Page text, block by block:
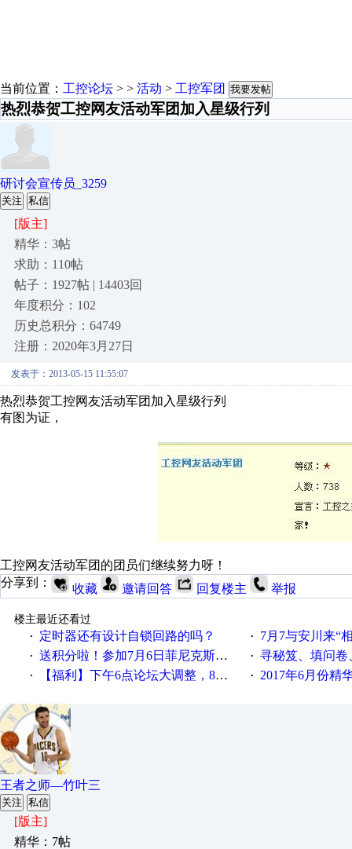
当前位置： 工控论坛 > > 活动 > 工控军团 我要发帖
热烈恭贺工控网友活动军团加入星级行列
研讨会宣传员_3259
关注 私信
[版主]
精华：3帖
求助：110帖
帖子：1927帖 | 14403回
年度积分：102
历史总积分：64749
注册：2020年3月27日
发表于：2013-05-15 11:55:07
热烈恭贺工控网友活动军团加入星级行列
有图为证，
工控网友活动军团的团员们继续努力呀！
分享到：
收藏 邀请回答 回复楼主 举报
楼主最近还看过
·
定时器还有设计自锁回路的吗？ · 7月7与安川来“
· 送积分啦！参加7月6日菲尼克斯在线研讨会即得 · 寻秘笈、填问卷
· 【福利】下午6点论坛大调整，8点服务器内存升级 · 2017年6月份精
王者之师—竹叶三
关注 私信
[版主]
精华：7帖